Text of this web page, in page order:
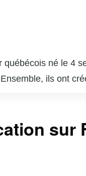
né le 4
ils ont
à la télévision
Son style
sur